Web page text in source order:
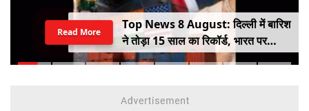
Top News 8 August: दिल्ली में बारिश
ने तोड़ा 15 साल का रिकॉर्ड, भारत पर
100% टैरिफ का खतरा; Gen Z पर कंगना
Read More